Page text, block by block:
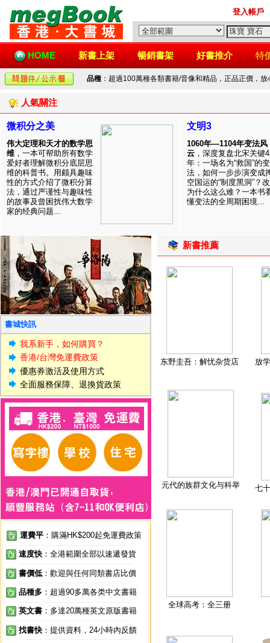
登入帳戶
HOME 新書上架 暢銷書架 好書推介 特
品種 ：超過100萬種各類書籍/音像和精品，正品正價，
人氣關注
微积分之美
伟大定理和天才的数学思
维 ，一本可帮助所有数学
爱好者理解微积分底层思
维的科普书。用颇具趣味
性的方式介绍了微积分算
法，通过严谨性与趣味性
的故事及曾困扰伟大数学
家的经典问题...
文明3
1060年—1104年变法风
云 ，深度复盘北宋关键
年：一场名为“救国”的变
法，如何一步步演变成
空国运的“制度黑洞”？
为什么这么难？一本书
懂变法的全周期困境...
書城快訊
我系新手，如何購買？
香港/台灣免運費政策
優惠券激活及使用方式
全面服務保障、退換貨政策
運費平 ：購滿HK$200起免運費政策
速度快 ：全港範圍全部以速遞發貨
書價低 ：歡迎與任何同類書店比價
品種多 ：超過90多萬各类中文書籍
英文書 ：多達20萬種英文原版書籍
找書快 ：提供資料，24小時內反饋
新書推薦
东野圭吾：解忧杂货店 放
元代的族群文化与科举 七
全球高考：全三册